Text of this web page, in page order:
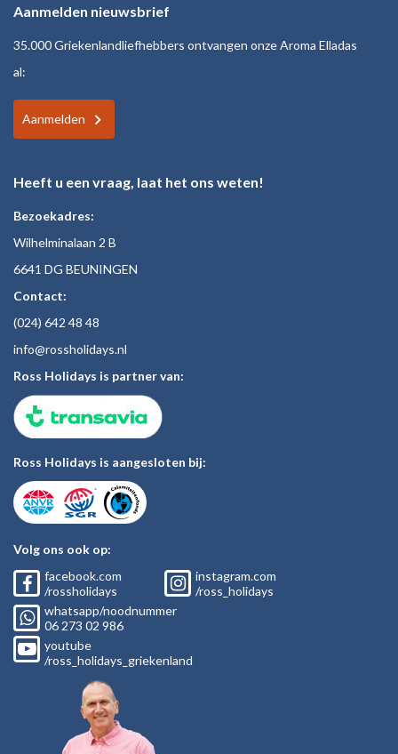
Aanmelden nieuwsbrief
35.000 Griekenlandliefhebbers ontvangen onze Aroma Elladas
al:
Aanmelden
Heeft u een vraag, laat het ons weten!
Bezoekadres:
Wilhelminalaan 2 B
6641 DG BEUNINGEN
Contact:
(024) 642 48 48
info@rossholidays.nl
Ross Holidays is partner van:
Ross Holidays is aangesloten bij:
Volg ons ook op:
facebook.com
/rossholidays
instagram.com
/ross_holidays
whatsapp/noodnummer
06 273 02 986
youtube
/ross_holidays_griekenland